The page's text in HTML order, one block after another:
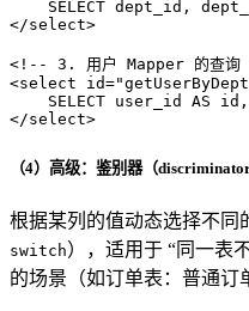
</select>
<!-- 3. 用户 Mapper 的查询
<select id=
</select>
（4）高级：鉴别器（discriminator
根据某列的值动态选择不同
switch），适用于 “同一表
的场景（如订单表：普通订